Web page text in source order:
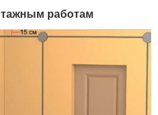
работам